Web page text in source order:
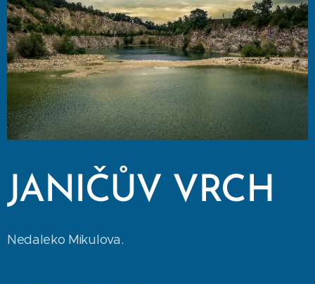
JANIČŮV VRCH
Nedaleko Mikulova.